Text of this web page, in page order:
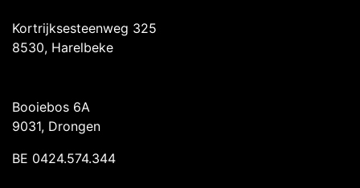
Kortrijksesteenweg 325
8530, Harelbeke
Booiebos 6A
9031, Drongen
BE 0424.574.344